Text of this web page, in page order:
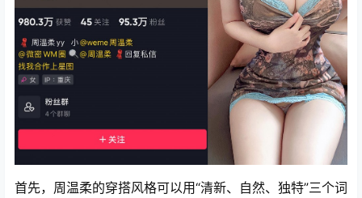
首先，周温柔的穿搭风格可以用“清新、自然、独特”三个词